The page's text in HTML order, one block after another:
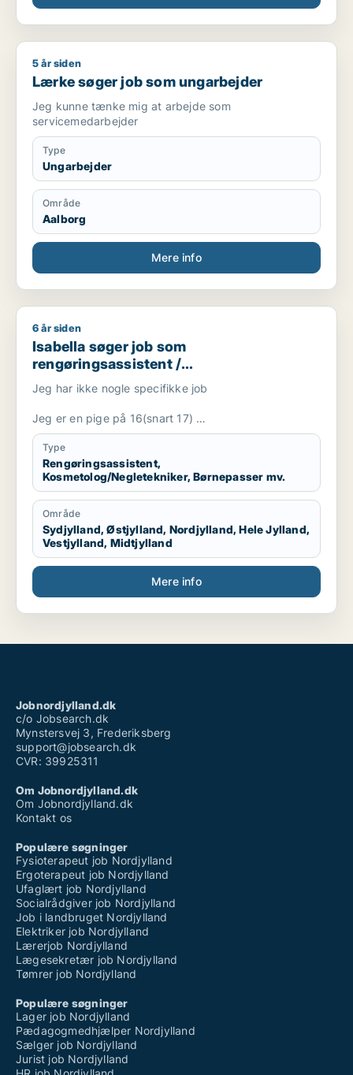
Lærke søger job som ungarbejder
5 år siden
Lærke søger job som ungarbejder
Jeg kunne tænke mig at arbejde som
servicemedarbejder
Type
Ungarbejder
Område
Aalborg
Mere info
Isabella søger job som rengøringsassistent / kosmetolog/
6 år siden
Isabella søger job som
rengøringsassistent /
kosmetolog/negletekniker / børnepasser
/ frivillig / fritids medarbejder
Jeg har ikke nogle specifikke job
Jeg er en pige på 16(snart 17)
Går på en efterskole indtil sommer
Jeg er hjemme i nogle weekender
Er glad, venlig og hjælpsom
Type
Rengøringsassistent,
Kosmetolog/Negletekniker, Børnepasser mv.
Område
Sydjylland, Østjylland, Nordjylland, Hele Jylland,
Vestjylland, Midtjylland
Mere info
Jobnordjylland.dk
c/o Jobsearch.dk
Mynstersvej 3, Frederiksberg
support@jobsearch.dk
CVR: 39925311
Om Jobnordjylland.dk
Om Jobnordjylland.dk
Kontakt os
Populære søgninger
Fysioterapeut job Nordjylland
Ergoterapeut job Nordjylland
Ufaglært job Nordjylland
Socialrådgiver job Nordjylland
Job i landbruget Nordjylland
Elektriker job Nordjylland
Lærerjob Nordjylland
Lægesekretær job Nordjylland
Tømrer job Nordjylland
Populære søgninger
Lager job Nordjylland
Pædagogmedhjælper Nordjylland
Sælger job Nordjylland
Jurist job Nordjylland